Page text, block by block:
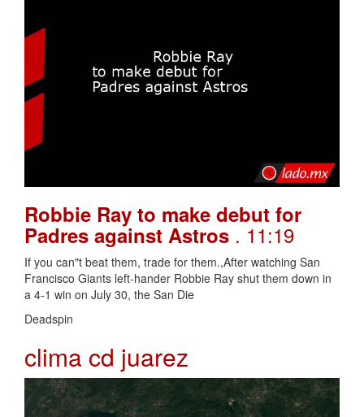
Robbie Ray to make debut for
Padres against Astros . 11:19
If you can"t beat them, trade for them.,After watching San
Francisco Giants left-hander Robbie Ray shut them down in
a 4-1 win on July 30, the San Die
Deadspin
clima cd juarez